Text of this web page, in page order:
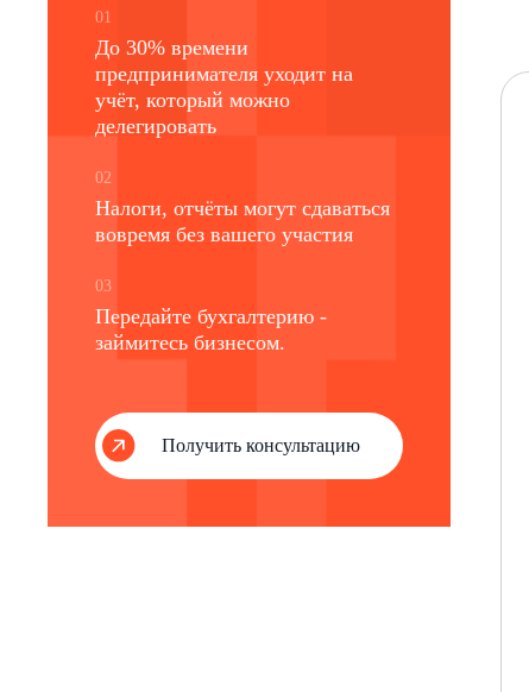
01
До 30% времени
предпринимателя уходит на
учёт, который можно
делегировать
02
Налоги, отчёты могут сдаваться
вовремя без вашего участия
03
Передайте бухгалтерию -
займитесь бизнесом.
Получить консультацию